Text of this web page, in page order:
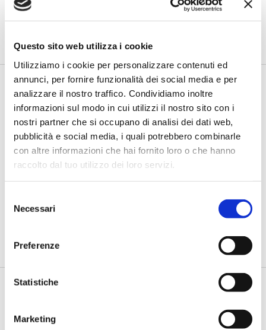
Questo sito web utilizza i cookie
Utilizziamo i cookie per personalizzare contenuti ed
annunci, per fornire funzionalità dei social media e per
analizzare il nostro traffico. Condividiamo inoltre
informazioni sul modo in cui utilizzi il nostro sito con i
nostri partner che si occupano di analisi dei dati web,
pubblicità e social media, i quali potrebbero combinarle
con altre informazioni che hai fornito loro o che hanno
raccolto dal tuo utilizzo dei loro servizi.
delNecessari
Preferenze
Statistiche
Marketing
di Flavio Padovan e Maddalena Libertini -
Nel Dark Web è
possibile comprare moduli già pronti di malware o di
Una polizza contro le minacce cyber
CSO Assicurazioni Generali e CEO Generali CyberSecurTech...